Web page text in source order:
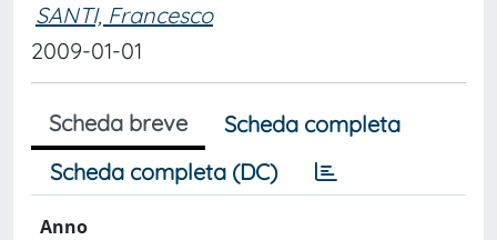
SANTI, Francesco
2009-01-01
Scheda breve
Scheda completa
Scheda completa (DC)
Anno